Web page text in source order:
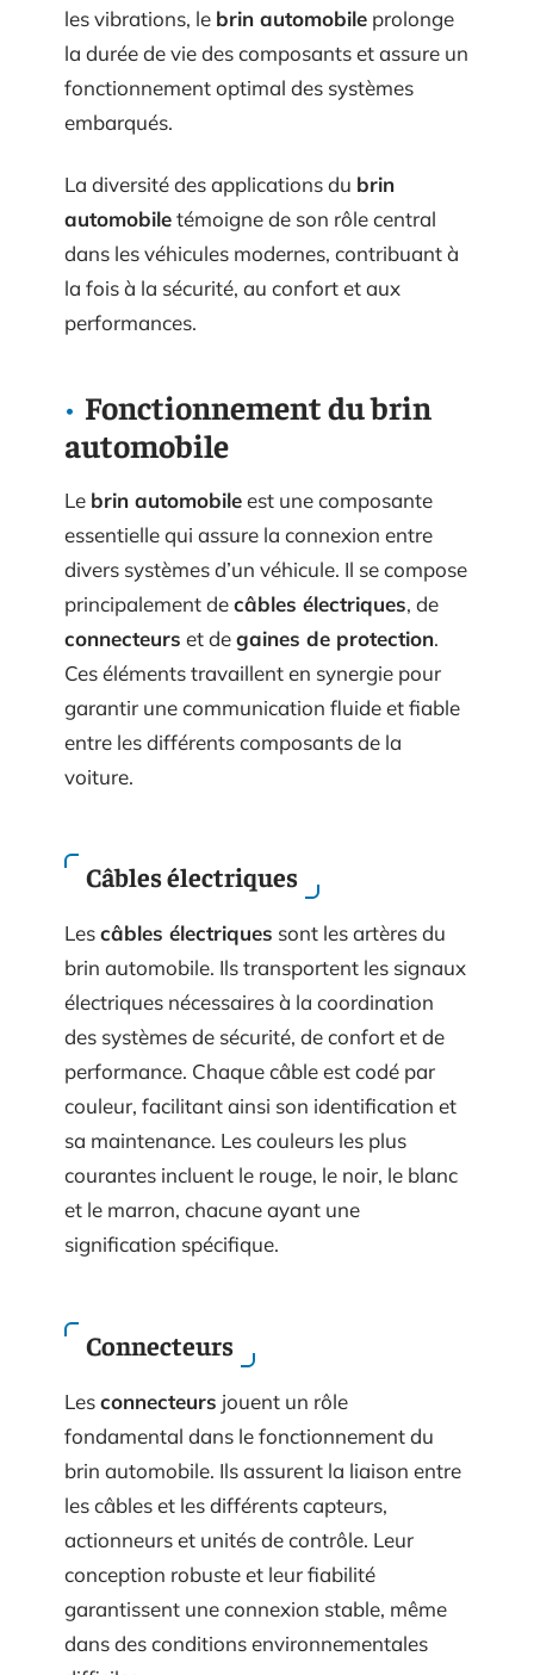
les vibrations, le brin automobile prolonge
la durée de vie des composants et assure un
fonctionnement optimal des systèmes
embarqués.
La diversité des applications du brin
automobiletémoigne de son rôle central
dans les véhicules modernes, contribuant à
la fois à la sécurité, au confort et aux
performances.
Fonctionnement du brin
automobile
Le brin automobileest une composante
essentielle qui assure la connexion entre
divers systèmes d’un véhicule. Il se compose
principalement decâbles électriques, de
connecteurs et degaines de protection.
Ces éléments travaillent en synergie pour
garantir une communication fluide et fiable
entre les différents composants de la
voiture.
Câbles électriques
Lescâbles électriques sont les artères du
brin automobile. Ils transportent les signaux
électriques nécessaires à la coordination
des systèmes de sécurité, de confort et de
performance. Chaque câble est codé par
couleur, facilitant ainsi son identification et
sa maintenance. Les couleurs les plus
courantes incluent le rouge, le noir, le blanc
et le marron, chacune ayant une
signification spécifique.
Connecteurs
Lesconnecteurs jouent un rôle
fondamental dans le fonctionnement du
brin automobile. Ils assurent la liaison entre
les câbles et les différents capteurs,
actionneurs et unités de contrôle. Leur
conception robuste et leur fiabilité
garantissent une connexion stable, même
dans des conditions environnementales